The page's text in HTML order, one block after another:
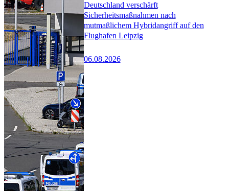
Deutschland verschärft
Sicherheitsmaßnahmen nach
mutmaßlichem Hybridangriff auf den
Flughafen Leipzig
06.08.2026